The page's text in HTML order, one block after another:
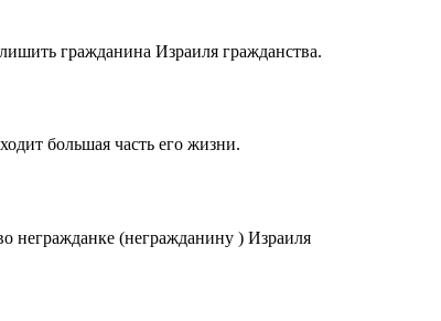
гражданина Израиля гражданства.
большая часть его жизни.
негражданке (негражданину ) Израиля